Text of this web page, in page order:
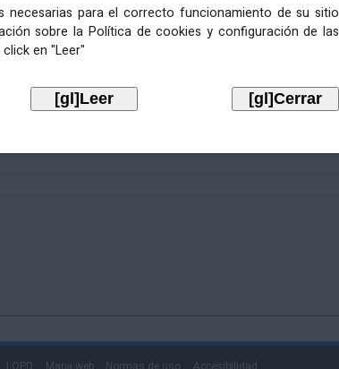
necesarias para el correcto funcionamiento de su sitio
sobre la Política de cookies y configuración de las
en "Leer"
LOPD Mapa web Normas de uso Accesibilidad